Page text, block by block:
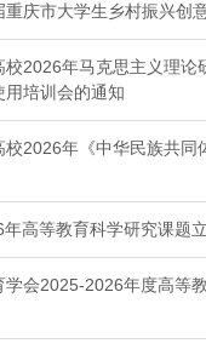
重庆市大学生乡村振兴创
校2026年马克思主义理论
培训会的通知
校2026年《中华民族共同
高等教育科学研究课题
学会2025-2026年度高等